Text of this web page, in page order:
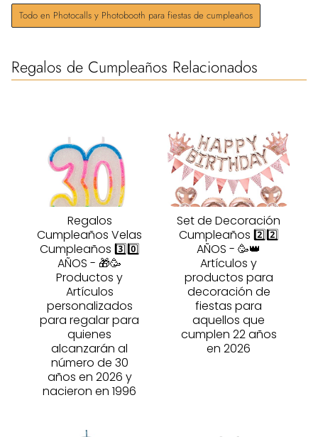
Todo en Photocalls y Photobooth para fiestas de cumpleaños
Regalos de Cumpleaños Relacionados
Regalos
Cumpleaños Velas
Cumpleaños 3️⃣0️⃣
AÑOS - 🎁🥳
Productos y
Artículos
personalizados
para regalar para
quienes
alcanzarán al
número de 30
años en 2026 y
nacieron en 1996
Set de Decoración
Cumpleaños 2️⃣2️⃣
AÑOS - 🥳👑
Artículos y
productos para
decoración de
fiestas para
aquellos que
cumplen 22 años
en 2026